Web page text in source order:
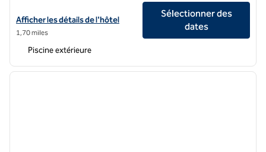
Afficher les détails de l'hôtel Hilton Grand Vacations Club Elara
Afficher les détails de l'hôtel
1,70 miles
Sélectionner des
dates
Piscine extérieure
1 sur 12